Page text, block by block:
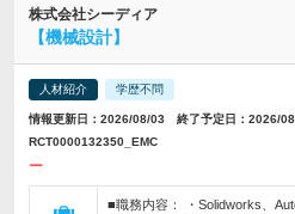
株式会社シーディア
【機械設計】
人材紹介 学歴不問
情報更新日：2026/08/03 終了予定日：2026/
RCT0000132350_EMC
ー
■職務内容： ・Solidworks、